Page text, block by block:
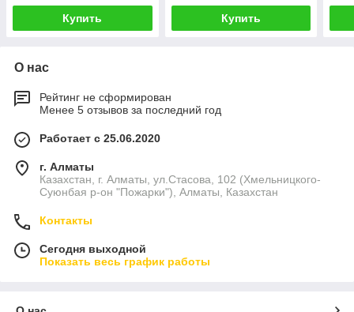
Купить Купить
О нас
Рейтинг не сформирован
Менее 5 отзывов за последний год
Работает с 25.06.2020
г. Алматы
Казахстан, г. Алматы, ул.Стасова, 102 (Хмельницкого-
Суюнбая р-он "Пожарки"), Алматы, Казахстан
Контакты
Сегодня выходной
Показать весь график работы